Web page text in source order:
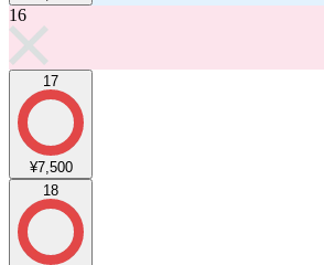
16
17
¥7,500
18